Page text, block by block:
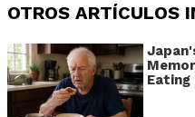
OTROS ARTÍCULOS
Eating